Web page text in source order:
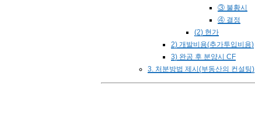
③ 불황시
④ 결정
(2) 현가
2) 개발비용(추가투입비용)
3) 완공 후 분양시 CF
3. 처분방법 제시(부동산의 컨설팅)